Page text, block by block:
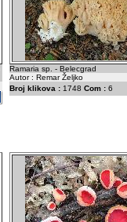
Ramaria sp. - Belecgrad
Autor : Remar Željko
Broj klikova : 1748 Com : 6